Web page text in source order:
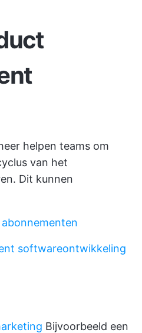
helpen teams om
van het
Dit kunnen
softwareontwikkeling
Bijvoorbeeld een